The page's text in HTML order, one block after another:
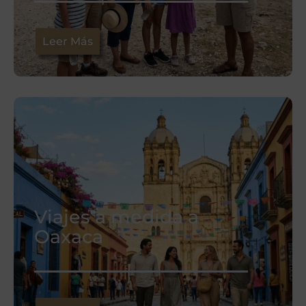
Leer Más
Viajes a medida a
Oaxaca